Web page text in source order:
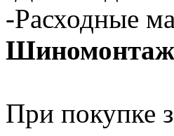
-Расходные
Шиномонтаж
При покупке